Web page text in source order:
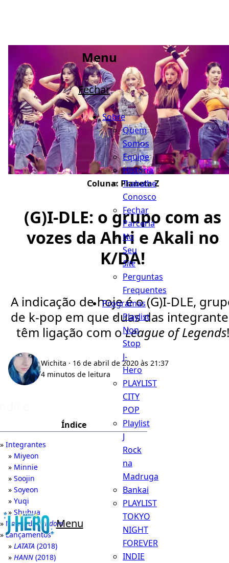
Menu
Menu
Fechar
Sobre
Quem
Somos
Equipe
História
Trabalhe
Conosco
Fechar
Parceria
No
Seu
Site
Perguntas
Frequentes
Programas
Playlist
Non
Stop
J-
Hero
PLAYLIST
CITY
POP
Playlist
J
Rock
na
Madruga
Bankai
PLAYLIST
TOKYO
NIGHT
FOREVER
INDIE
Coluna: Planeta Z
(G)I-DLE: o grupo com as
vozes da Ahri e Akali no
K/DA!
A indicação de hoje é o (G)I-DLE,
de k-pop em que duas das
têm ligação com oLeague of Legends!
Wichita · 16 de abril de 2020 às 21:37
4 minutos de leitura
Índice
Integrantes
Miyeon
Minnie
Soojin
Soyeon
Yuqi
Shuhua
Nome dofandom
Lançamentos
LATATA (2018)
HANN (2018)